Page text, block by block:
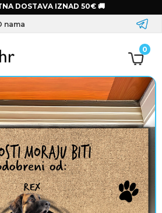
DOSTAVA IZNAD 50€ 🚚
nama
0